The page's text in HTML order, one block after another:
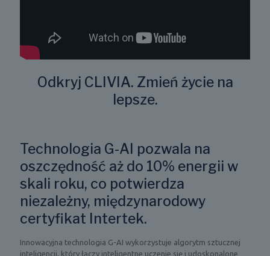
Odkryj CLIVIA. Zmień życie na
lepsze.
Technologia G-AI pozwala na
oszczędność aż do 10% energii w
skali roku, co potwierdza
niezależny, międzynarodowy
certyfikat Intertek.
Innowacyjna technologia G-AI wykorzystuje algorytm sztucznej
inteligencji, który łączy inteligentne uczenie się i udoskonalone